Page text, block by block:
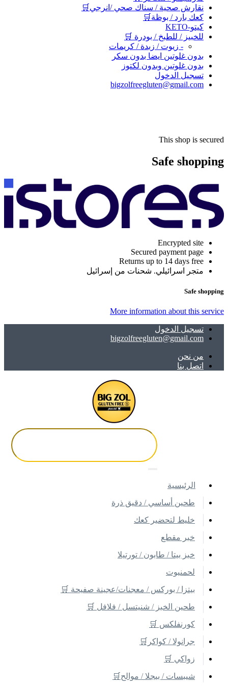
نقارش صحية / سناك صحي /انرجي🛒
كعك بارد / بوظة🛒
كيتو-KETO
للخبيز / للطبخ / بودرة 🛒
- زيوت / زبدة / كريمات
بدون غلوتين ايضا بدون سكر
بدون غلوتين وبدون لكتوز
تسجيل الدخول
bigzolfreegluten@gmail.com
This shop is secured
Safe shopping
Encrypted site
Secured payment page
Returns up to 14 days free
متجر اسرائيلي. شحنات من إسرائيل
Safe shopping
More information about this service
تسجيل الدخول
bigzolfreegluten@gmail.com
ﻣﻦ ﻧﺤﻦ
اتصل بنا
اﻟﺮﺋﻴﺴﻴﺔ
طحين أساسي / دقيق ذرة
خليط لتحضير كعك
خبر مقطع
خبز بيتا / طابون / تورتيلا
لحمنيوت
بيتزا / بوركس / معجنات/عجينة صفيحة 🛒
طحين الخبز / شنيتسل / فلافل 🛒
كورنفلكس 🛒
جرانولا / كواكر🛒
زواكي 🛒
شيبسات / بيجلا / موالح🛒